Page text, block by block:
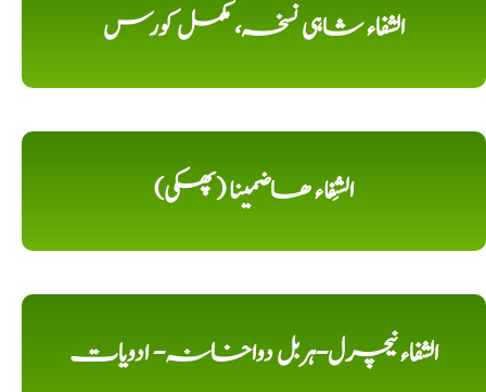
الشفاء شاہی نسخہ، مکمل کورس
الشِفاء ھاضمینا (پھکی)
الشفاء نیچرل-ہربل دواخانہ- ادویات